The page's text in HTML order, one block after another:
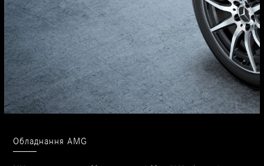
Обладнання AMG